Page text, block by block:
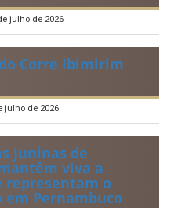
julho de 2026
Corre Ibimirim
julho de 2026
Juninas de
viva a
representam o
Pernambuco